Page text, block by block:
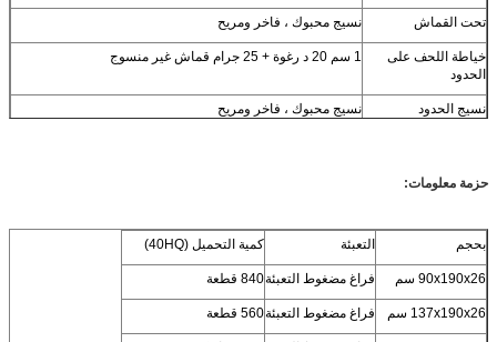
تحت القماش نسيج محبوك ، فاخر ومريح
خياطة اللحف على
الحدود
1 سم 20 د رغوة + 25 جرام قماش غير منسوج
نسيج الحدود نسيج محبوك ، فاخر ومريح
حزمة معلومات:
بحجم التعبئة كمية التحميل (40HQ)
90x190x26 سم فراغ مضغوط التعبئة840 قطعة
137x190x26 سم فراغ مضغوط التعبئة560 قطعة